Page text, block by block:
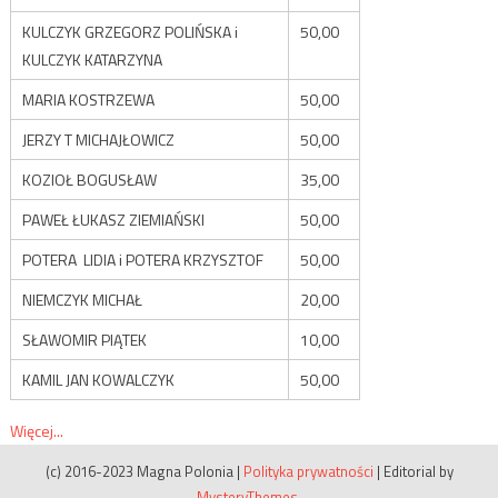
KULCZYK GRZEGORZ POLIŃSKA i
KULCZYK KATARZYNA
50,00
MARIA KOSTRZEWA
50,00
JERZY T MICHAJŁOWICZ
50,00
KOZIOŁ BOGUSŁAW
35,00
PAWEŁ ŁUKASZ ZIEMIAŃSKI
50,00
POTERA LIDIA i POTERA KRZYSZTOF
50,00
NIEMCZYK MICHAŁ
20,00
SŁAWOMIR PIĄTEK
10,00
KAMIL JAN KOWALCZYK
50,00
Więcej...
(c) 2016-2023 Magna Polonia | Polityka prywatności | Editorial by